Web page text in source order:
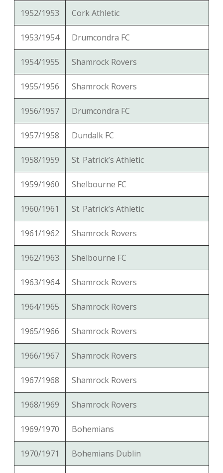
1952/1953 Cork Athletic
1953/1954 Drumcondra FC
1954/1955 Shamrock Rovers
1955/1956 Shamrock Rovers
1956/1957 Drumcondra FC
1957/1958 Dundalk FC
1958/1959 St. Patrick’s Athletic
1959/1960 Shelbourne FC
1960/1961 St. Patrick’s Athletic
1961/1962 Shamrock Rovers
1962/1963 Shelbourne FC
1963/1964 Shamrock Rovers
1964/1965 Shamrock Rovers
1965/1966 Shamrock Rovers
1966/1967 Shamrock Rovers
1967/1968 Shamrock Rovers
1968/1969 Shamrock Rovers
1969/1970 Bohemians
1970/1971 Bohemians Dublin